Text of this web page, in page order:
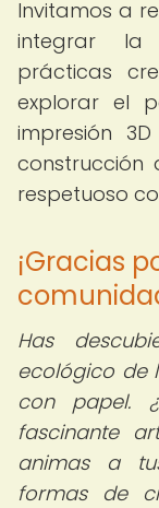
Invitamos a
integrar la
prácticas
explorar el
impresión
construcción
respetuoso
¡Gracias
Has
ecológico de
con papel.
fascinante
animas a
formas de